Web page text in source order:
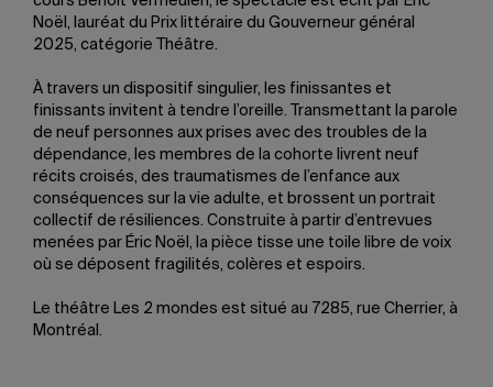
Noël, lauréat du Prix littéraire du Gouverneur général
2025, catégorie Théâtre.
À travers un dispositif singulier, les finissantes et
finissants invitent à tendre l’oreille. Transmettant la parole
de neuf personnes aux prises avec des troubles de la
dépendance, les membres de la cohorte livrent neuf
récits croisés, des traumatismes de l’enfance aux
conséquences sur la vie adulte, et brossent un portrait
collectif de résiliences. Construite à partir d’entrevues
menées par Éric Noël, la pièce tisse une toile libre de voix
où se déposent fragilités, colères et espoirs.
Le théâtre Les 2 mondes est situé au 7285, rue Cherrier, à
Montréal.